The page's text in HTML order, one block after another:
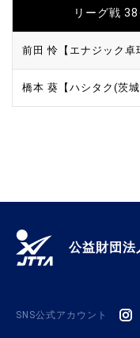
リーグ戦
前田 怜【エナジック卓
橋本 葵【ハシタク(茨城
公益財団
SNS公式アカウント